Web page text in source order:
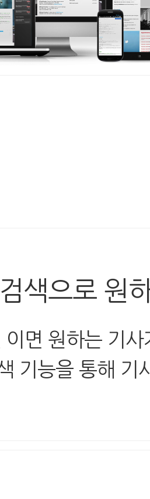
색으로 원
이면 원하는 기
기능을 통해 기